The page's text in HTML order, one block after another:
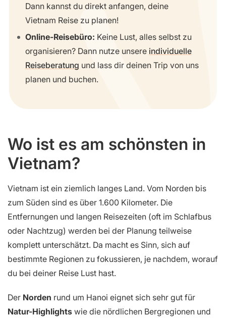
Dann kannst du direkt anfangen, deine
Vietnam Reise zu planen!
Online-Reisebüro: Keine Lust, alles selbst zu
organisieren? Dann nutze unsere individuelle
Reiseberatung und lass dir deinen Trip von uns
planen und buchen.
Wo ist es am schönsten in
Vietnam?
Vietnam ist ein ziemlich langes Land. Vom Norden bis
zum Süden sind es über 1.600 Kilometer. Die
Entfernungen und langen Reisezeiten (oft im Schlafbus
oder Nachtzug) werden bei der Planung teilweise
komplett unterschätzt. Da macht es Sinn, sich auf
bestimmte Regionen zu fokussieren, je nachdem, worauf
du bei deiner Reise Lust hast.
Der Norden rund um Hanoi eignet sich sehr gut für
Natur-Highlights wie die nördlichen Bergregionen und